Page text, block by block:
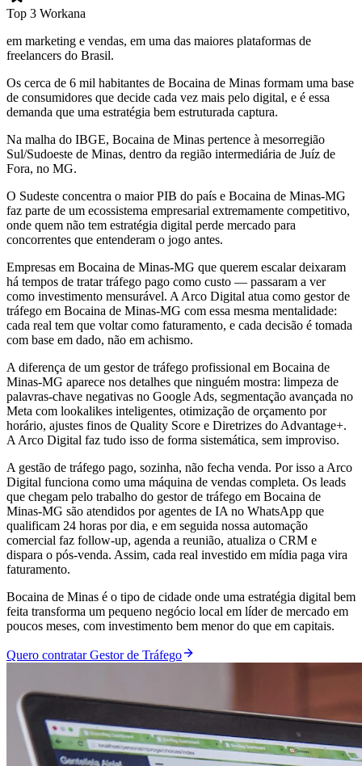
Top 3 Workana
em marketing e vendas, em uma das maiores plataformas de
freelancers do Brasil.
Os cerca de 6 mil habitantes de Bocaina de Minas formam uma base
de consumidores que decide cada vez mais pelo digital, e é essa
demanda que uma estratégia bem estruturada captura.
Na malha do IBGE, Bocaina de Minas pertence à mesorregião
Sul/Sudoeste de Minas, dentro da região intermediária de Juíz de
Fora, no MG.
O Sudeste concentra o maior PIB do país e Bocaina de Minas-MG
faz parte de um ecossistema empresarial extremamente competitivo,
onde quem não tem estratégia digital perde mercado para
concorrentes que entenderam o jogo antes.
Empresas em Bocaina de Minas-MG que querem escalar deixaram
há tempos de tratar tráfego pago como custo — passaram a ver
como investimento mensurável. A Arco Digital atua como gestor de
tráfego em Bocaina de Minas-MG com essa mesma mentalidade:
cada real tem que voltar como faturamento, e cada decisão é tomada
com base em dado, não em achismo.
A diferença de um gestor de tráfego profissional em Bocaina de
Minas-MG aparece nos detalhes que ninguém mostra: limpeza de
palavras-chave negativas no Google Ads, segmentação avançada no
Meta com lookalikes inteligentes, otimização de orçamento por
horário, ajustes finos de Quality Score e Diretrizes do Advantage+.
A Arco Digital faz tudo isso de forma sistemática, sem improviso.
A gestão de tráfego pago, sozinha, não fecha venda. Por isso a Arco
Digital funciona como uma máquina de vendas completa. Os leads
que chegam pelo trabalho do gestor de tráfego em Bocaina de
Minas-MG são atendidos por agentes de IA no WhatsApp que
qualificam 24 horas por dia, e em seguida nossa automação
comercial faz follow-up, agenda a reunião, atualiza o CRM e
dispara o pós-venda. Assim, cada real investido em mídia paga vira
faturamento.
Bocaina de Minas é o tipo de cidade onde uma estratégia digital bem
feita transforma um pequeno negócio local em líder de mercado em
poucos meses, com investimento bem menor do que em capitais.
Quero contratar Gestor de Tráfego